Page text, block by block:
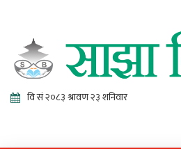
Sajha
Online News Portal